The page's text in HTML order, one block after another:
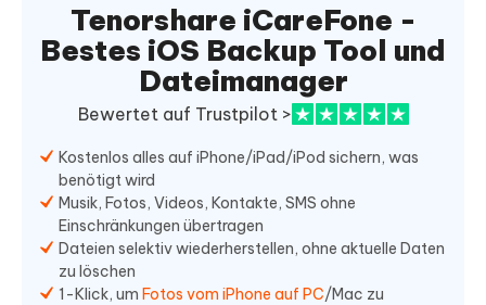
Tenorshare iCareFone -
Bestes iOS Backup Tool und
Dateimanager
Bewertet auf Trustpilot >
Kostenlos alles auf iPhone/iPad/iPod sichern, was
benötigt wird
Musik, Fotos, Videos, Kontakte, SMS ohne
Einschränkungen übertragen
Dateien selektiv wiederherstellen, ohne aktuelle Daten
zu löschen
1-Klick, um Fotos vom iPhone auf PC/Mac zu